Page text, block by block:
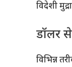
विदेशी
डॉलर
विभिन्न